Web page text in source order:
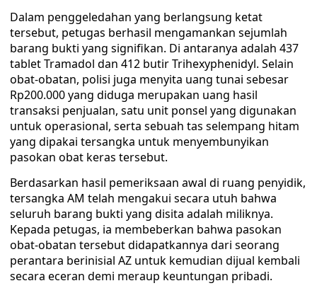
​Dalam penggeledahan yang berlangsung ketat
tersebut, petugas berhasil mengamankan sejumlah
barang bukti yang signifikan. Di antaranya adalah 437
tablet Tramadol dan 412 butir Trihexyphenidyl. Selain
obat-obatan, polisi juga menyita uang tunai sebesar
Rp200.000 yang diduga merupakan uang hasil
transaksi penjualan, satu unit ponsel yang digunakan
untuk operasional, serta sebuah tas selempang hitam
yang dipakai tersangka untuk menyembunyikan
pasokan obat keras tersebut.
​Berdasarkan hasil pemeriksaan awal di ruang penyidik,
tersangka AM telah mengakui secara utuh bahwa
seluruh barang bukti yang disita adalah miliknya.
Kepada petugas, ia membeberkan bahwa pasokan
obat-obatan tersebut didapatkannya dari seorang
perantara berinisial AZ untuk kemudian dijual kembali
secara eceran demi meraup keuntungan pribadi.